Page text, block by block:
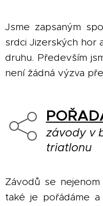
Jsme zapsaným
srdci Jizerských hor
druhu. Především
není žádná výzva
závody v
triatlonu
Závodů se
také je pořádáme